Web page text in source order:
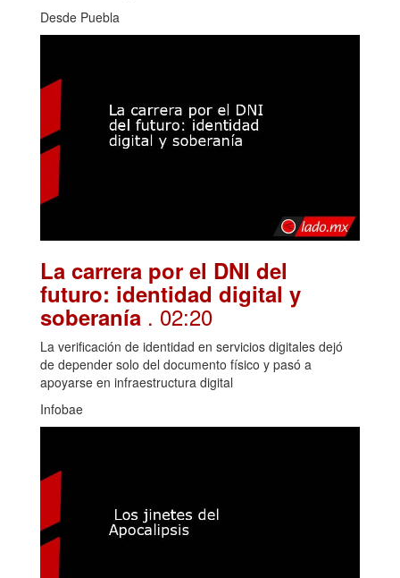
Desde Puebla
La carrera por el DNI del
futuro: identidad digital y
soberanía . 02:20
La verificación de identidad en servicios digitales dejó
de depender solo del documento físico y pasó a
apoyarse en infraestructura digital
Infobae